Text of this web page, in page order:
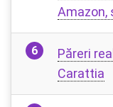
Amazon,
Păreri
Carattia